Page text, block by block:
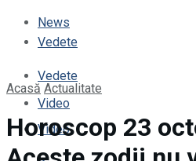
Vedete
Video
News
Vedete
Video
Acasă Actualitate
Horoscop 23